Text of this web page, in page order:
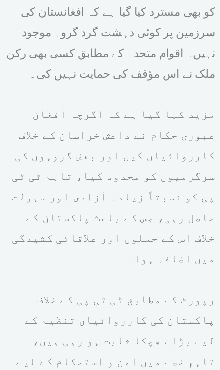
کو بھی مسترد کیا گیا ہے کہ افغانستان کی
سرزمین پر کوئی دہشت گرد گروہ موجود
نہیں۔ اقوام متحدہ کے مطابق کسی بھی رکن
ملک نے اس مؤقف کی حمایت نہیں کی۔
مزید کہا گیا ہے کہ اگرچہ افغان
عبوری حکام نے داعش خراسان کے خلاف
کارروائیاں کیں اور بعض گروہوں کی
سرگرمیوں کو محدود کیا، تاہم ٹی ٹی
پی کو نسبتاً زیادہ آزادی اور سہولت
حاصل رہی، جس کے باعث پاکستان کے
خلاف اس کے حملوں اور علاقائی کشیدگی
میں اضافہ ہوا۔
رپورٹ کے مطابق ٹی ٹی پی کے خلاف
پاکستان کی کارروائیاں تنظیم کے
لیے بڑا دھچکا ثابت ہو رہی ہیں،
تاہم خطے میں امن و استحکام کے لیے